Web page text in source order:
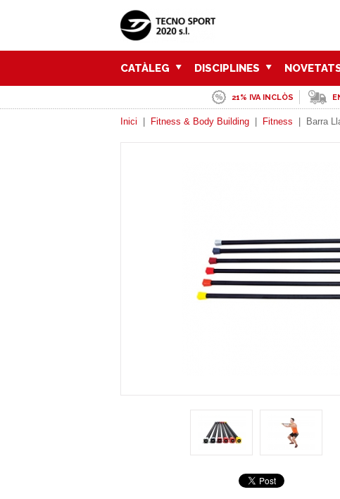
CATÀLEG DISCIPLINES
21% IVA INCLÒS
Inici Fitness & Body Building Fitness Barra